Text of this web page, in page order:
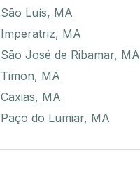
São Luís, MA
Imperatriz, MA
São José de Ribamar, MA
Timon, MA
Caxias, MA
Paço do Lumiar, MA